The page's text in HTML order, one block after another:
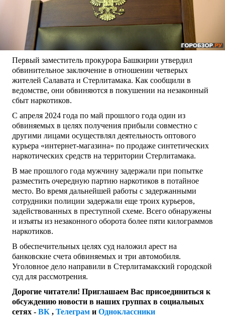
Первый заместитель прокурора Башкирии утвердил
обвинительное заключение в отношении четверых
жителей Салавата и Стерлитамака. Как сообщили в
ведомстве, они обвиняются в покушении на незаконный
сбыт наркотиков.
С апреля 2024 года по май прошлого года один из
обвиняемых в целях получения прибыли совместно с
другими лицами осуществлял деятельность оптового
курьера «интернет-магазина» по продаже синтетических
наркотических средств на территории Стерлитамака.
В мае прошлого года мужчину задержали при попытке
разместить очередную партию наркотиков в потайное
место. Во время дальнейшей работы с задержанными
сотрудники полиции задержали еще троих курьеров,
задействованных в преступной схеме. Всего обнаружены
и изъяты из незаконного оборота более пяти килограммов
наркотиков.
В обеспечительных целях суд наложил арест на
банковские счета обвиняемых и три автомобиля.
Уголовное дело направили в Стерлитамакский городской
суд для рассмотрения.
Дорогие читатели! Приглашаем Вас присоединиться к
обсуждению новости в наших группах в социальных
сетях - ВК , Телеграм и Одноклассники